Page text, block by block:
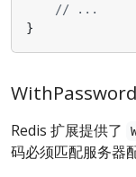
// ...
}
WithPassword
Redis 扩展提供了
码必须匹配服务器